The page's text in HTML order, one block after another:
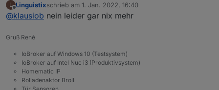
Views?
L
Offline
Linguistixschrieb am 1. Jan. 2022, 16:40
zuletzt editiert von
@klausiob nein leider gar nix mehr
Gruß René
IoBroker auf Windows 10 (Testsystem)
IoBroker auf Intel Nuc i3 (Produktivsystem)
Homematic IP
Rolladenaktor Broll